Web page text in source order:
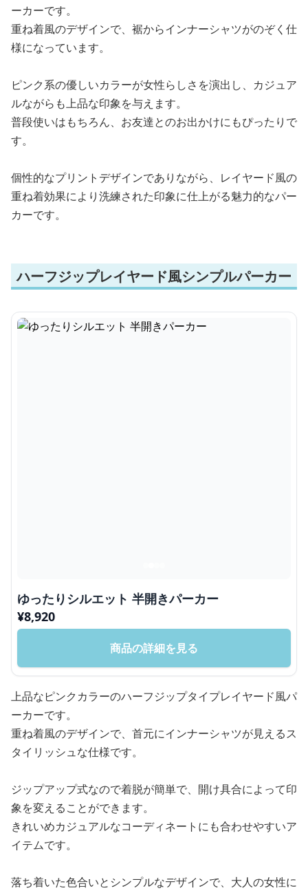
ーカーです。
重ね着風のデザインで、裾からインナーシャツがのぞく仕
様になっています。
ピンク系の優しいカラーが女性らしさを演出し、カジュア
ルながらも上品な印象を与えます。
普段使いはもちろん、お友達とのお出かけにもぴったりで
す。
個性的なプリントデザインでありながら、レイヤード風の
重ね着効果により洗練された印象に仕上がる魅力的なパー
カーです。
ハーフジップレイヤード風シンプルパーカー
ゆったりシルエット 半開きパーカー
¥8,920
商品の詳細を見る
上品なピンクカラーのハーフジップタイプレイヤード風パ
ーカーです。
重ね着風のデザインで、首元にインナーシャツが見えるス
タイリッシュな仕様です。
ジップアップ式なので着脱が簡単で、開け具合によって印
象を変えることができます。
きれいめカジュアルなコーディネートにも合わせやすいア
イテムです。
落ち着いた色合いとシンプルなデザインで、大人の女性に